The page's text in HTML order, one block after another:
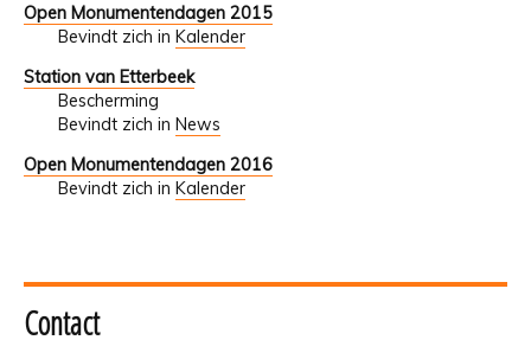
Open Monumentendagen 2015
Bevindt zich in Kalender
Station van Etterbeek
Bescherming
Bevindt zich in News
Open Monumentendagen 2016
Bevindt zich in Kalender
Contact